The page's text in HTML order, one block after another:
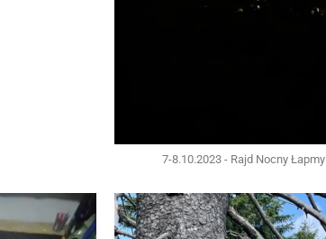
7-8.10.2023 - Rajd Nocny